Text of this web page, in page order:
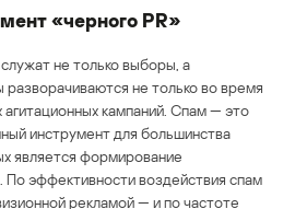
«черного PR»
не только выборы, а
не только во время
кампаний. Спам — это
инструмент для большинства
является формирование
эффективности воздействия спам
рекламой — и по частоте